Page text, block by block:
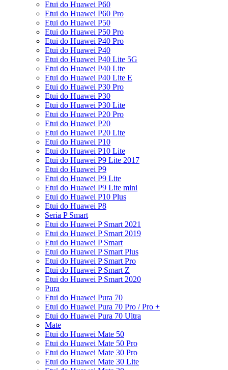
Etui do Huawei P60
Etui do Huawei P60 Pro
Etui do Huawei P50
Etui do Huawei P50 Pro
Etui do Huawei P40 Pro
Etui do Huawei P40
Etui do Huawei P40 Lite 5G
Etui do Huawei P40 Lite
Etui do Huawei P40 Lite E
Etui do Huawei P30 Pro
Etui do Huawei P30
Etui do Huawei P30 Lite
Etui do Huawei P20 Pro
Etui do Huawei P20
Etui do Huawei P20 Lite
Etui do Huawei P10
Etui do Huawei P10 Lite
Etui do Huawei P9 Lite 2017
Etui do Huawei P9
Etui do Huawei P9 Lite
Etui do Huawei P9 Lite mini
Etui do Huawei P10 Plus
Etui do Huawei P8
Seria P Smart
Etui do Huawei P Smart 2021
Etui do Huawei P Smart 2019
Etui do Huawei P Smart
Etui do Huawei P Smart Plus
Etui do Huawei P Smart Pro
Etui do Huawei P Smart Z
Etui do Huawei P Smart 2020
Pura
Etui do Huawei Pura 70
Etui do Huawei Pura 70 Pro / Pro +
Etui do Huawei Pura 70 Ultra
Mate
Etui do Huawei Mate 50
Etui do Huawei Mate 50 Pro
Etui do Huawei Mate 30 Pro
Etui do Huawei Mate 30 Lite